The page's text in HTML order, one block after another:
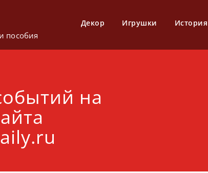
пособия
Декор Игрушки История
на